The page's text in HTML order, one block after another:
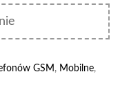
GSM , Mobilne,